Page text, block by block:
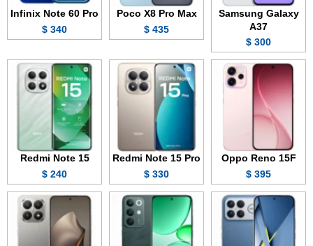
Samsung Galaxy
A37
300 $
Poco X8 Pro Max
435 $
Infinix Note 60 Pro
340 $
Oppo Reno 15F
395 $
Redmi Note 15 Pro
330 $
Redmi Note 15
240 $